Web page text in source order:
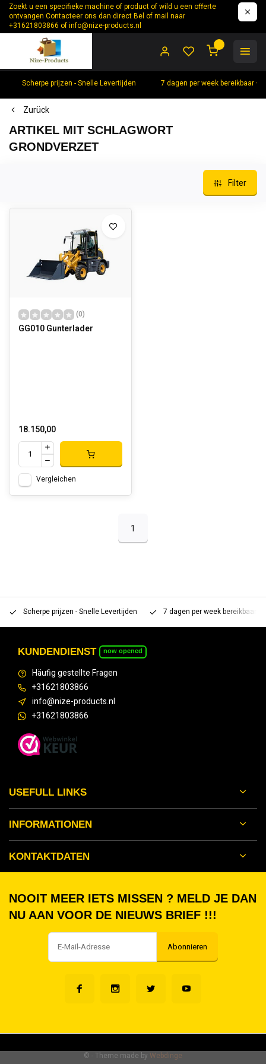
Zoekt u een specifieke machine of product of wild u een offerte
ontvangen Contacteer ons dan direct Bel of mail naar
+31621803866 ofinfo@nize-products.nl
Scherpe prijzen - Snelle Levertijden 7 dagen per week bereikbaar
Zurück
ARTIKEL MIT SCHLAGWORT
GRONDVERZET
Filter
(0)
GG010 Gunterlader
18.150,00
Vergleichen
1
Scherpe prijzen - Snelle Levertijden 7 dagen per week bereikbaar
KUNDENDIENST now opened
Häufig gestellte Fragen
+31621803866
info@nize-products.nl
+31621803866
USEFULL LINKS
INFORMATIONEN
KONTAKTDATEN
NOOIT MEER IETS MISSEN ? MELD JE DAN
NU AAN VOOR DE NIEUWS BRIEF !!!
Abonnieren
© - Theme made by Webdinge